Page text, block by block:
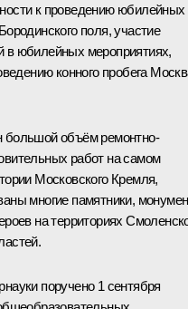
к проведению юбилейных
поля, участие
в юбилейных мероприятиях,
конного пробега
большой объём ремонтно-
работ на самом
Московского Кремля,
многие памятники,
на территориях
поручено 1 сентября